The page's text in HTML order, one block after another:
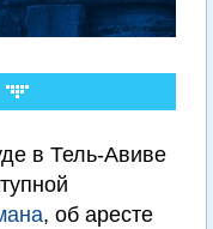
в Тель-Авиве
, об аресте